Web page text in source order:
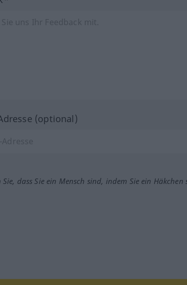
(optional)
dass Sie ein Mensch sind, indem Sie ein Häkchen